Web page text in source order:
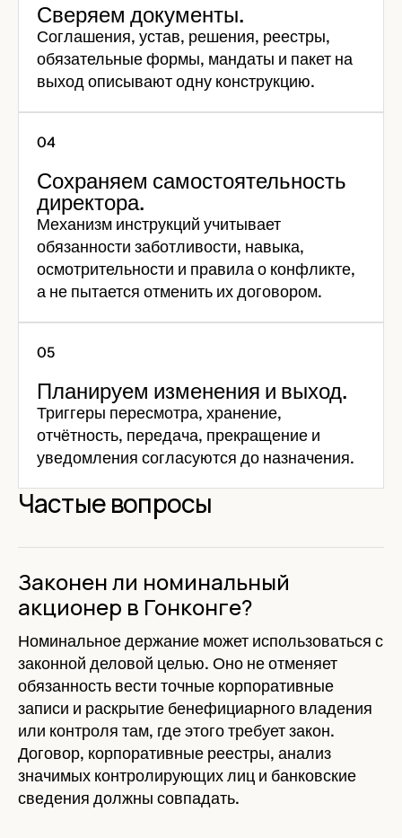
Сверяем документы.
Соглашения, устав, решения, реестры,
обязательные формы, мандаты и пакет на
выход описывают одну конструкцию.
Сохраняем самостоятельность
директора.
Механизм инструкций учитывает
обязанности заботливости, навыка,
осмотрительности и правила о конфликте,
а не пытается отменить их договором.
Планируем изменения и выход.
Триггеры пересмотра, хранение,
отчётность, передача, прекращение и
уведомления согласуются до назначения.
Частые вопросы
Законен ли номинальный
акционер в Гонконге?
Номинальное держание может использоваться с
законной деловой целью. Оно не отменяет
обязанность вести точные корпоративные
записи и раскрытие бенефициарного владения
или контроля там, где этого требует закон.
Договор, корпоративные реестры, анализ
значимых контролирующих лиц и банковские
сведения должны совпадать.